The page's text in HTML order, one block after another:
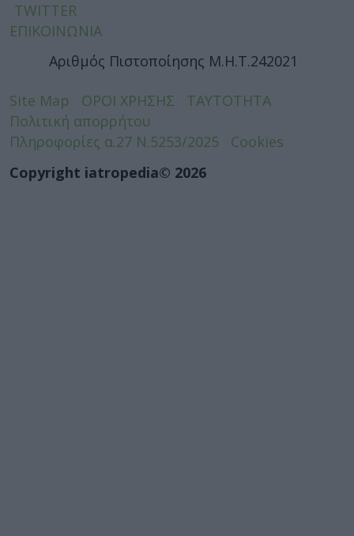
TWITTER
ΕΠΙΚΟΙΝΩΝΙΑ
Αριθμός Πιστοποίησης Μ.Η.Τ.242021
Site Map ΟΡΟΙ ΧΡΗΣΗΣ
ΤΑΥΤΟΤΗΤΑ
Πολιτική απορρήτου
Πληροφορίες α.27 Ν.5253/2025
Cookies
Copyright iatropedia© 2026